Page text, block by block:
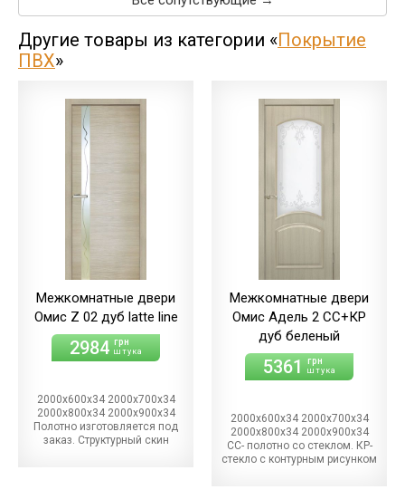
Другие товары из категории «Покрытие
ПВХ»
Межкомнатные двери
Омис Z 02 дуб latte line
2984 грн
штука
2000х600х34 2000х700х34
2000х800х34 2000х900х34
Полотно изготовляется под
заказ. Структурный скин
Межкомнатные двери
Омис Адель 2 СС+КР
дуб беленый
5361 грн
штука
2000х600х34 2000х700х34
2000х800х34 2000х900х34
СС- полотно со стеклом. КР-
стекло с контурным рисунком